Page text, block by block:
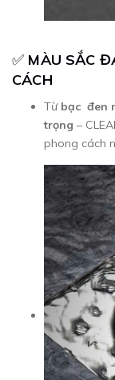
✅ MÀU SẮC
CÁCH
Từ bạc đen
trọng –
phong cách